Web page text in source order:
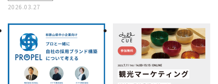
2026.03.27